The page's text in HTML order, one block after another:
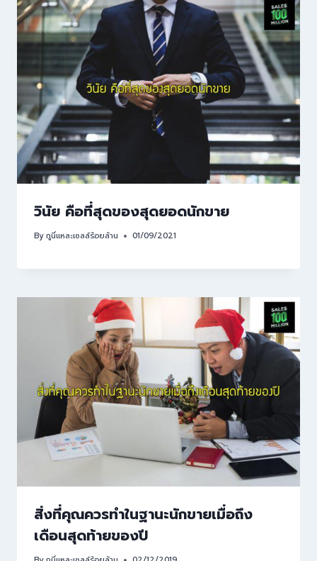
วินัย คือที่สุดของสุดยอดนักขาย
Byกูนี่แหละเซลล์ร้อยล้าน 01/09/2021
สิ่งที่คุณควรทำในฐานะนักขายเมื่อถึง
เดือนสุดท้ายของปี